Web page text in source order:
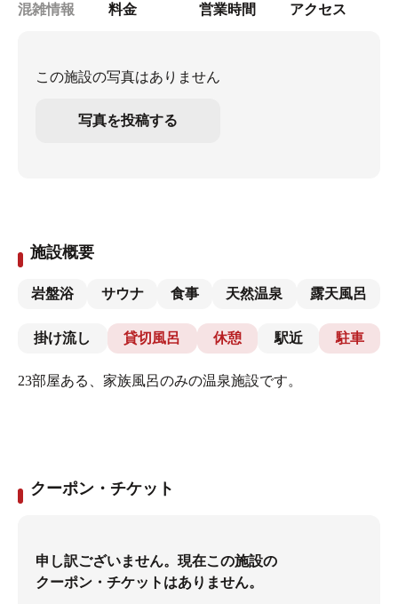
混雑情報 料金 営業時間 アクセス
この施設の写真はありません
写真を投稿する
施設概要
岩盤浴 サウナ 食事 天然温泉 露天風呂
掛け流し 貸切風呂 休憩 駅近 駐車
23部屋ある、家族風呂のみの温泉施設です。
クーポン・チケット
申し訳ございません。現在この施設の
クーポン・チケットはありません。